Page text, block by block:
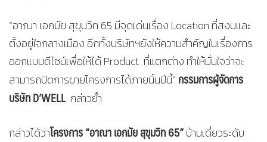
“อาณา เอกมัย สุขุมวิท 65 มีจุดเด่นเรื่อง Location ที่สงบและ
ตั้งอยู่ใจกลางเมือง อีกทั้งบริษัทฯยังให้ความสำคัญในเรื่องการ
ออกแบบดีไซน์เพื่อให้ได้ Product ที่แตกต่าง ทำให้มั่นใจว่าจะ
สามารถปิดการขายโครงการได้ภายนิ้นปีนี้” กรรมการผู้จัดการ
บริษัทD’WELL กล่าวย้ำ
กล่าวได้ว่าโครงการ “อาณา เอกมัย สุขุมวิท 65”บ้านเดี่ยวระดับ